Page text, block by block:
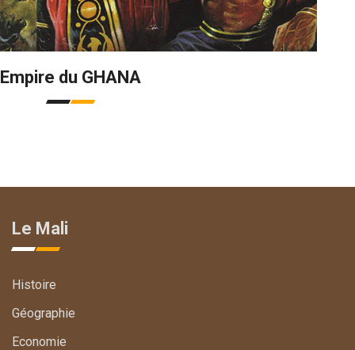
Empire du GHANA
Le Mali
Histoire
Géographie
Economie